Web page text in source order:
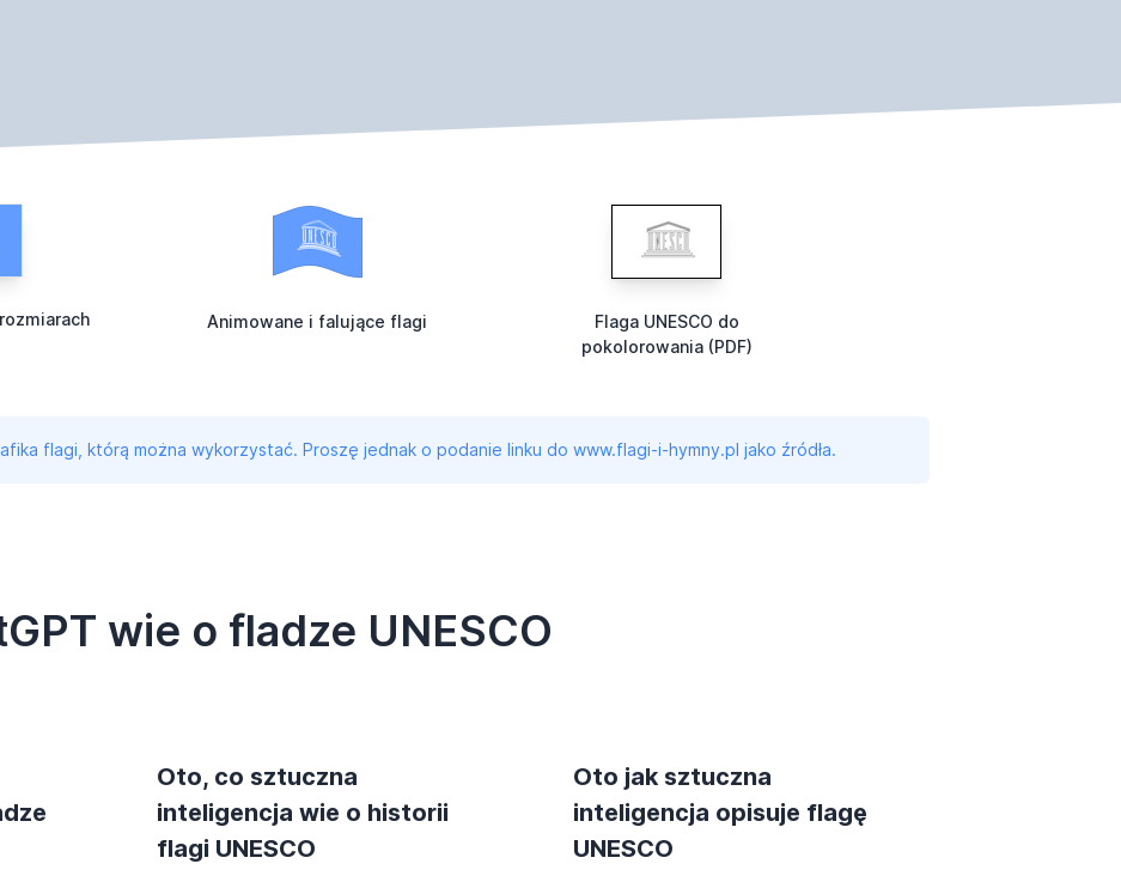
Animowane i falujące flagi
Flaga UNESCO do
pokolorowania (PDF)
flagi, którą można wykorzystać. Proszę jednak o podanie linku do www.flagi-i-hymny.pl jako źródła.
wie o fladze UNESCO
Oto, co sztuczna
inteligencja wie o historii
flagi UNESCO
Oto jak sztuczna
inteligencja opisuje flagę
UNESCO